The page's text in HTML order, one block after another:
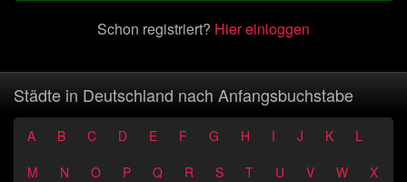
Schon registriert? Hier einloggen
Städte in Deutschland nach Anfangsbuchstabe
A B C D E F G H I J K
L
M
N O P Q R S T U V W
X